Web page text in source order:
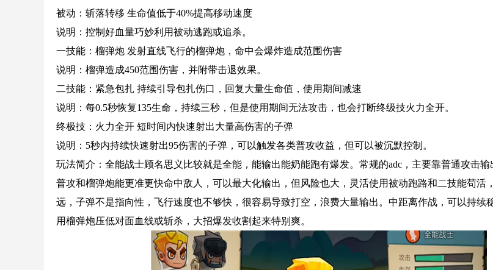
被动：斩落转移 生命值低于40%提高移动速度
说明：控制好血量巧妙利用被动逃跑或追杀。
一技能：榴弹炮 发射直线飞行的榴弹炮，命中会爆炸造成范围伤害
说明：榴弹造成450范围伤害，并附带击退效果。
二技能：紧急包扎 持续引导包扎伤口，回复大量生命值，使用期间减速
说明：每0.5秒恢复135生命，持续三秒，但是使用期间无法攻击，也会打断终级技火力全开。
终极技：火力全开 短时间内快速射出大量高伤害的子弹
说明：5秒内持续快速射出95伤害的子弹，可以触发各类普攻收益，但可以被沉默控制。
玩法简介：全能战士顾名思义比较就是全能，能输出能奶能跑有爆发。常规的adc，主要靠普通攻击
普攻和榴弹炮能更准更快命中敌人，可以最大化输出，但风险也大，灵活使用被动跑路和二技能苟活
远，子弹不是指向性，飞行速度也不够快，很容易导致打空，浪费大量输出。中距离作战，可以持续
用榴弹炮压低对面血线或斩杀，大招爆发收割起来特别爽。